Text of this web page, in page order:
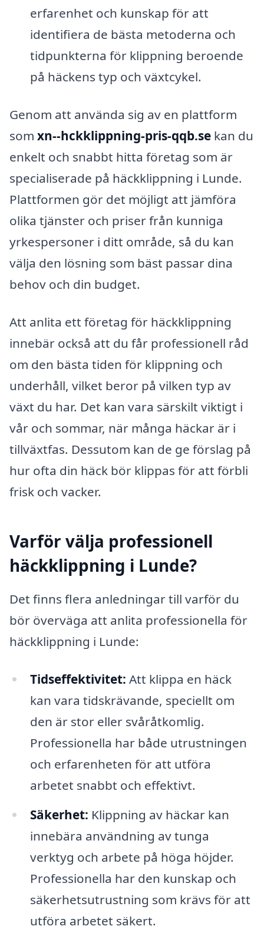
erfarenhet och kunskap för att
identifiera de bästa metoderna och
tidpunkterna för klippning beroende
på häckens typ och växtcykel.
Genom att använda sig av en plattform
som xn--hckklippning-pris-qqb.se kan du
enkelt och snabbt hitta företag som är
specialiserade på häckklippning i Lunde.
Plattformen gör det möjligt att jämföra
olika tjänster och priser från kunniga
yrkespersoner i ditt område, så du kan
välja den lösning som bäst passar dina
behov och din budget.
Att anlita ett företag för häckklippning
innebär också att du får professionell råd
om den bästa tiden för klippning och
underhåll, vilket beror på vilken typ av
växt du har. Det kan vara särskilt viktigt i
vår och sommar, när många häckar är i
tillväxtfas. Dessutom kan de ge förslag på
hur ofta din häck bör klippas för att förbli
frisk och vacker.
Varför välja professionell
häckklippning i Lunde?
Det finns flera anledningar till varför du
bör överväga att anlita professionella för
häckklippning i Lunde:
Tidseffektivitet: Att klippa en häck
kan vara tidskrävande, speciellt om
den är stor eller svåråtkomlig.
Professionella har både utrustningen
och erfarenheten för att utföra
arbetet snabbt och effektivt.
Säkerhet: Klippning av häckar kan
innebära användning av tunga
verktyg och arbete på höga höjder.
Professionella har den kunskap och
säkerhetsutrustning som krävs för att
utföra arbetet säkert.